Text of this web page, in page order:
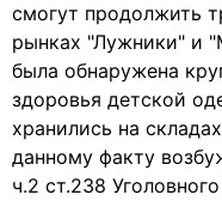
смогут продолжить
рынках "Лужники" и
была обнаружена
здоровья детской
хранились на
данному факту
ч.2 ст.238